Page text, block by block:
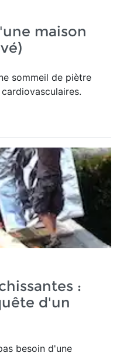
maison
sommeil de piètre
:
d'un
besoin d'une